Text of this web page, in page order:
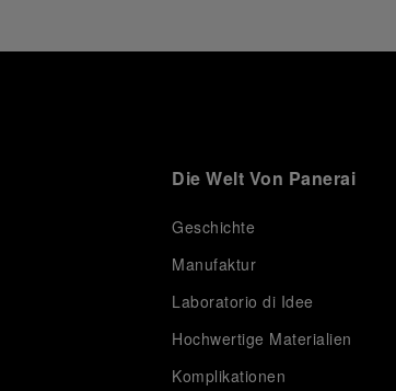
Die Welt Von Panerai
Geschichte
Manufaktur
Laboratorio di Idee
Hochwertige Materialien
Komplikationen